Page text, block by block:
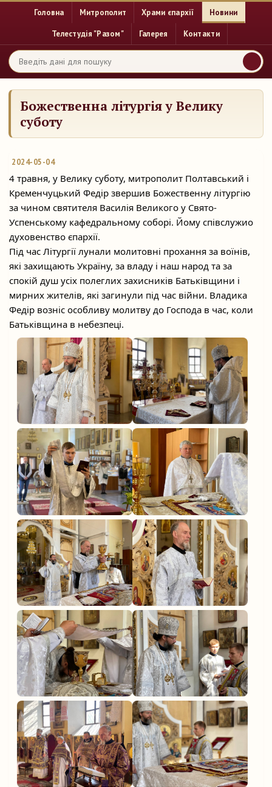
Головна Митрополит Храми єпархії Новини
Телестудія "Разом" Галерея Контакти
Божественна літургія у Велику
суботу
2024-05-04
4 травня, у Велику суботу, митрополит Полтавський і
Кременчуцький Федір звершив Божественну літургію
за чином святителя Василія Великого у Свято-
Успенському кафедральному соборі. Йому співслужио
духовенство єпархії.
Під час Літургії лунали молитовні прохання за воїнів,
які захищають Україну, за владу і наш народ та за
спокій душ усіх полеглих захисників Батьківщини і
мирних жителів, які загинули під час війни. Владика
Федір возніс особливу молитву до Господа в час, коли
Батьківщина в небезпеці.